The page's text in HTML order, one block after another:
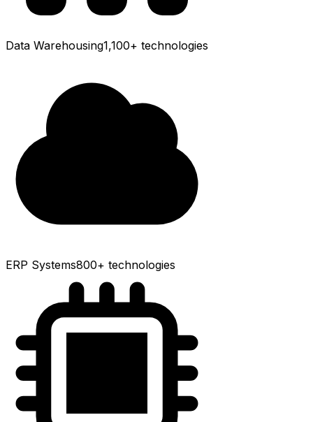
Data Warehousing1,100+ technologies
ERP Systems800+ technologies